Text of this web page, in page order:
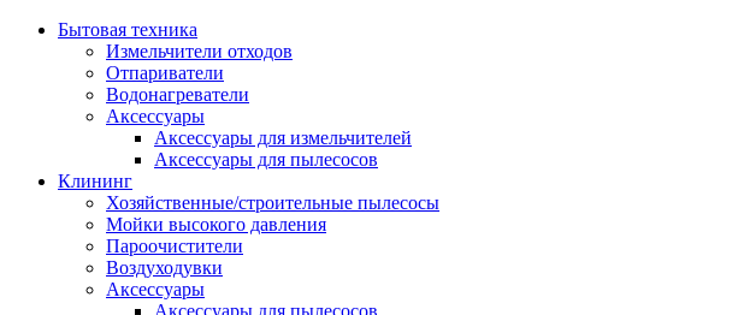
Бытовая техника
Измельчители отходов
Отпариватели
Водонагреватели
Аксессуары
Аксессуары для измельчителей
Аксессуары для пылесосов
Клининг
Хозяйственные/строительные пылесосы
Мойки высокого давления
Пароочистители
Воздуходувки
Аксессуары
Аксессуары для пылесосов